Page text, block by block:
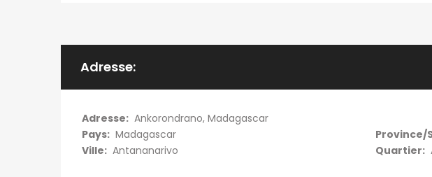
Adresse:
Adresse: Ankorondrano, Madagascar
Pays: Madagascar Province/
Ville: Antananarivo Quartier: